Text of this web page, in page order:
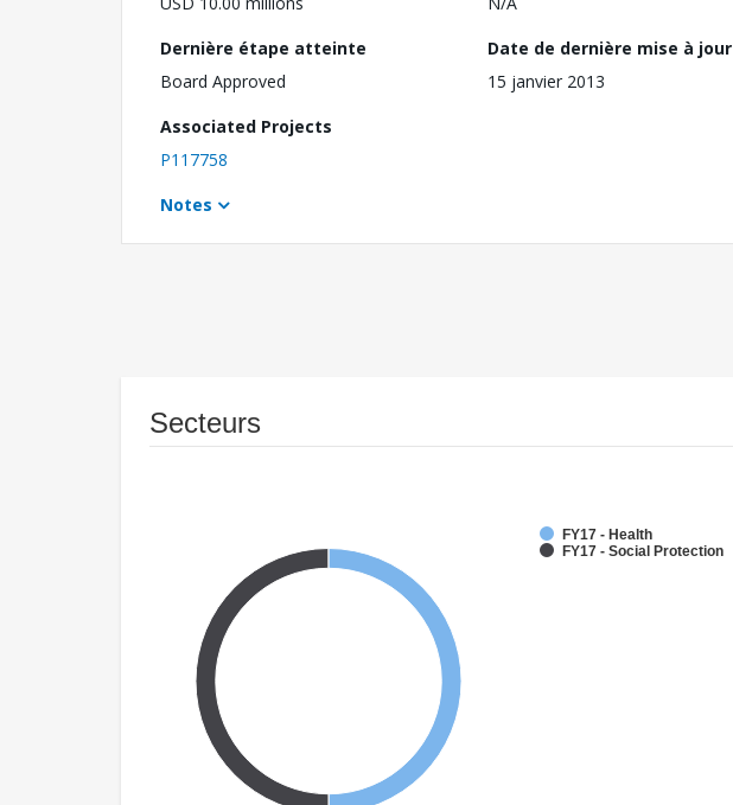
Dernière étape atteinte
Board Approved
Date de dernière mise à jour
15 janvier 2013
Associated Projects
P117758
Notes
Secteurs
FY17 - Health
FY17 - Social Protection